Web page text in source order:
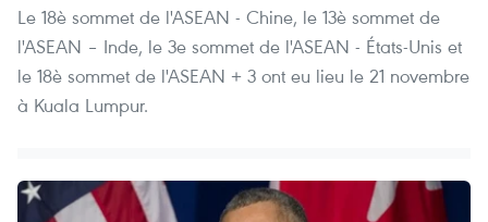
Le 18è sommet de l'ASEAN - Chine, le 13è sommet de
l'ASEAN – Inde, le 3e sommet de l'ASEAN - États-Unis et
le 18è sommet de l'ASEAN + 3 ont eu lieu le 21 novembre
à Kuala Lumpur.